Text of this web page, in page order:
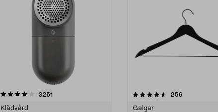
3251
Klädvård
4.5av 5 stjärnor 256recensioner
Galgar
4.0av 5 stjärnor